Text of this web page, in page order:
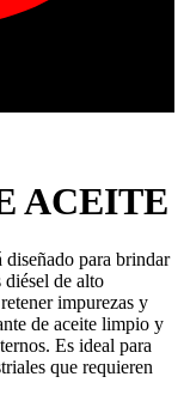
ACEITE
para brindar
de alto
impurezas y
de aceite limpio y
Es ideal para
que requieren